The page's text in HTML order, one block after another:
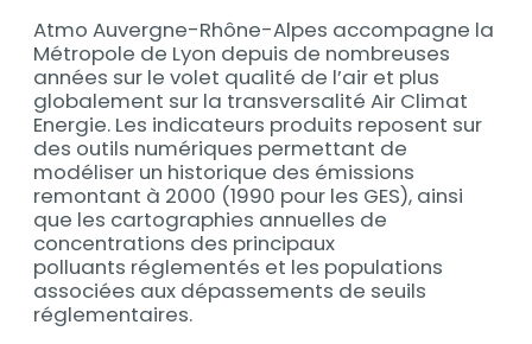
Atmo Auvergne-Rhône-Alpes accompagne la
Métropole de Lyon depuis de nombreuses
années sur le volet qualité de l’air et plus
globalement sur la transversalité Air Climat
Energie. Les indicateurs produits reposent sur
des outils numériques permettant de
modéliser un historique des émissions
remontant à 2000 (1990 pour les GES), ainsi
que les cartographies annuelles de
concentrations des principaux
polluants réglementés et les populations
associées aux dépassements de seuils
réglementaires.